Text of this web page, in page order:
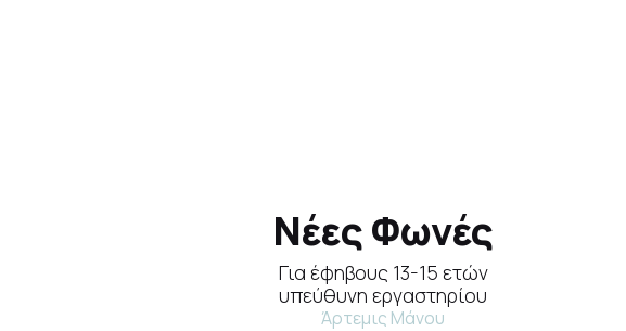
Νέες Φωνές
Για έφηβους 13-15 ετών
υπεύθυνη εργαστηρίου
Άρτεμις Μάνου